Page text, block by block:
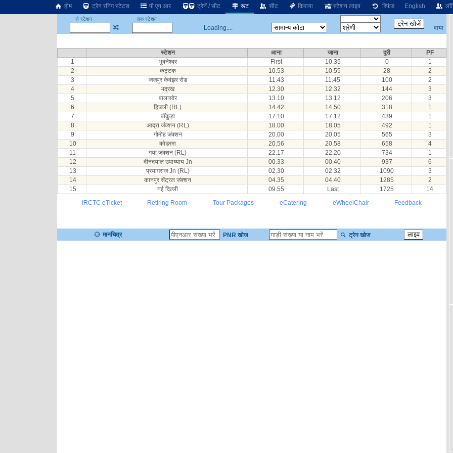
होम ट्रेन रनिंग स्टेटस पी एन आर ट्रेनें / सीट रूट सीट किराया स्टेशन लाइव रिफंड English
से स्टेशन तक स्टेशन
Loading.... वाया
स्टेशन आना जाना दूरी
PF
1
भुबनेश्वर First 10.35 0
1
2
कट्टक 10.53 10.55 28
2
3
जजपुर केवंझर रोड 11.43 11.45 100
2
4
भद्रख 12.30 12.32 144
3
5
बालासोर 13.10 13.12 206
3
6
हिजली (RL) 14.42 14.50 318
1
7
बाँकुड़ा 17.10 17.12 439
1
8
आद्रा जंक्शन (RL) 18.00 18.05 492
1
9
गोमोह जंक्शन 20.00 20.05 565
3
10
कोडरमा 20.56 20.58 658
4
11
गया जंक्शन (RL) 22.17 22.20 734
1
12
दीनदयाल उपाध्याय Jn 00.33 00.40 937
6
13
प्रयागराज Jn (RL) 02.30 02.32 1090
3
14
कानपुर सेंट्रल जंक्शन 04.35 04.40 1285
2
15
नई दिल्ली 09.55 Last 1725
14
IRCTC eTicket
Retiring Room Tour Packages eCatering eWheelChair Feedback
मानचित्र PNR खोज ट्रेन खोज